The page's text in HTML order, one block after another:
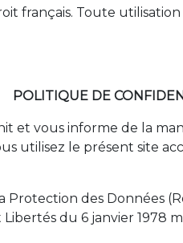
français. Toute
POLITIQUE DE
et vous informe de la
utilisez le présent site
des Données
du 6 janvier 1978